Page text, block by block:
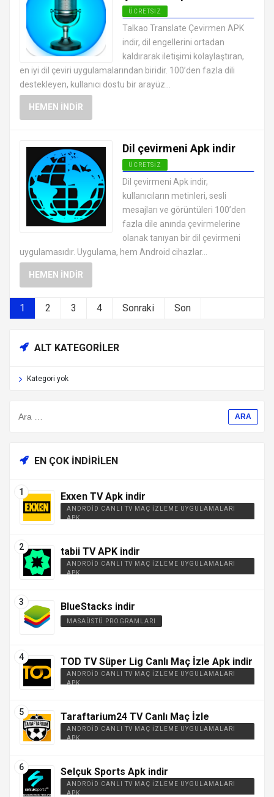
ÜCRETSIZ
ANDROID EĞITIM UYGULAMALARI
APK
Talkao Translate Çevirmen APK
indir, dil engellerini ortadan
kaldırarak iletişimi kolaylaştıran,
en iyi dil çeviri uygulamalarından biridir. 100’den fazla dili
destekleyen, kullanıcı dostu bir arayüz...
HEMEN İNDIR
Dil çevirmeni Apk indir
ÜCRETSIZ
ANDROID EĞITIM UYGULAMALARI
APK
Dil çevirmeni Apk indir,
kullanıcıların metinleri, sesli
mesajları ve görüntüleri 100’den
fazla dile anında çevirmelerine
olanak tanıyan bir dil çevirmeni
uygulamasıdır. Uygulama, hem Android cihazlar...
HEMEN İNDIR
1 2 3 4 Sonraki Son
ALT KATEGORILER
Kategori yok
EN ÇOK İNDIRILEN
Exxen TV Apk indir
ANDROID CANLI TV MAÇ İZLEME UYGULAMALARI
APK
tabii TV APK indir
ANDROID CANLI TV MAÇ İZLEME UYGULAMALARI
APK
BlueStacks indir
MASAÜSTÜ PROGRAMLARI
TOD TV Süper Lig Canlı Maç İzle Apk indir
ANDROID CANLI TV MAÇ İZLEME UYGULAMALARI
APK
Taraftarium24 TV Canlı Maç İzle
ANDROID CANLI TV MAÇ İZLEME UYGULAMALARI
APK
Selçuk Sports Apk indir
ANDROID CANLI TV MAÇ İZLEME UYGULAMALARI
APK